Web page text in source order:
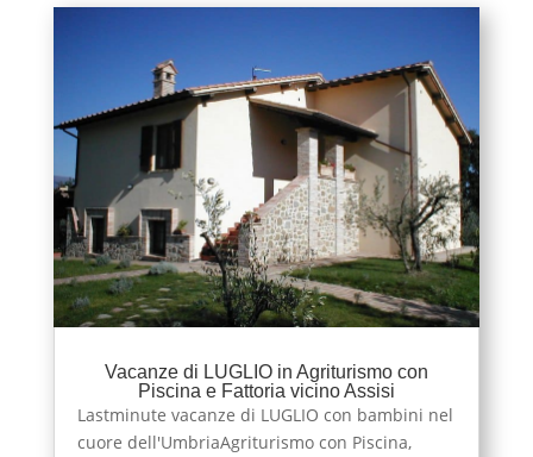
Vacanze di LUGLIO in Agriturismo con
Piscina e Fattoria vicino Assisi
Lastminute vacanze di LUGLIO con bambini nel
cuore dell'UmbriaAgriturismo con Piscina,